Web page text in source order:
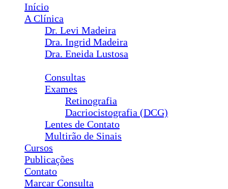
Início
A Clínica
Dr. Levi Madeira
Dra. Ingrid Madeira
Dra. Eneida Lustosa
Consultas
Exames
Retinografia
Dacriocistografia (DCG)
Lentes de Contato
Multirão de Sinais
Cursos
Publicações
Contato
Marcar Consulta